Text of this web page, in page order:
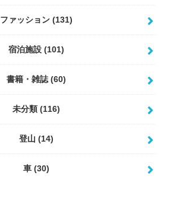
ファッション (131)
宿泊施設 (101)
書籍・雑誌 (60)
未分類 (116)
登山 (14)
車 (30)